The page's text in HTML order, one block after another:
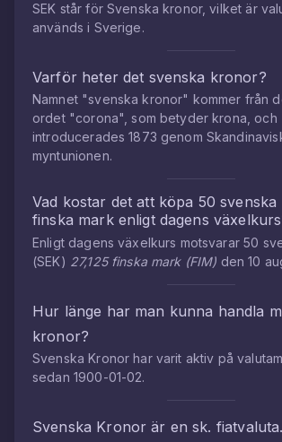
SEK står för Svenska kronor, vilket är
används i Sverige.
Varför heter det svenska kronor?
Namnet "svenska kronor" kommer från
ordet "corona", som betyder krona, och
introducerades 1873 genom
myntunionen.
Vad kostar det att köpa 50
finska markenligt dagens
Enligt dagens växelkurs motsvarar50
(SEK) 27,125 finska mark(FIM) den10
Hur länge har man kunna handla
kronor?
Svenska Kronor har varit aktiv på
sedan 1900-01-02.
Svenska Kronor är en sk. fiatvaluta.